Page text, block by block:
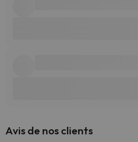
Avis de nos clients